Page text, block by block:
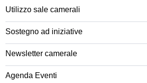
Utilizzo sale camerali
Sostegno ad iniziative
Newsletter camerale
Agenda Eventi